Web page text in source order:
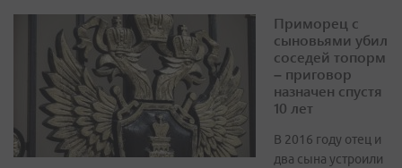
Приморец с
сыновьями убил
соседей топорм
– приговор
назначен спустя
10 лет
В 2016 году отец и
два сына устроили